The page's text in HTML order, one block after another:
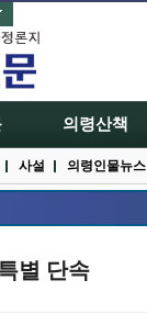
사설 의령인물뉴스
의령산책
별 단속